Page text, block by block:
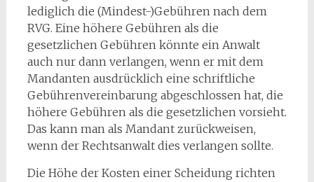
lediglich die (Mindest-)Gebühren nach dem
RVG. Eine höhere Gebühren als die
gesetzlichen Gebühren könnte ein Anwalt
auch nur dann verlangen, wenn er mit dem
Mandanten ausdrücklich eine schriftliche
Gebührenvereinbarung abgeschlossen hat, die
höhere Gebühren als die gesetzlichen vorsieht.
Das kann man als Mandant zurückweisen,
wenn der Rechtsanwalt dies verlangen sollte.
Die Höhe der Kosten einer Scheidung richten